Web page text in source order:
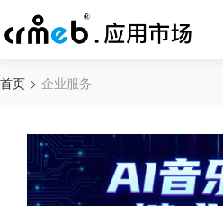
首页 企业服务